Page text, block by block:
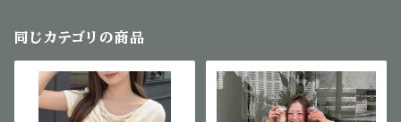
同じカテゴリの商品